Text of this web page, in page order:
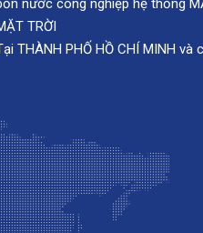
nước công nghiệp hệ thống
TRỜI
THÀNH PHỐ HỒ CHÍ MINH và